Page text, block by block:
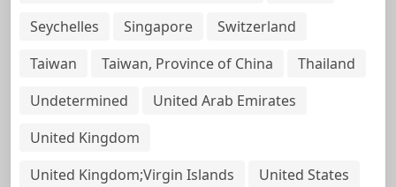
Seychelles
Singapore
Switzerland
Taiwan
Taiwan, Province of China
Thailand
Undetermined
United Arab Emirates
United Kingdom
United Kingdom;Virgin Islands
United States